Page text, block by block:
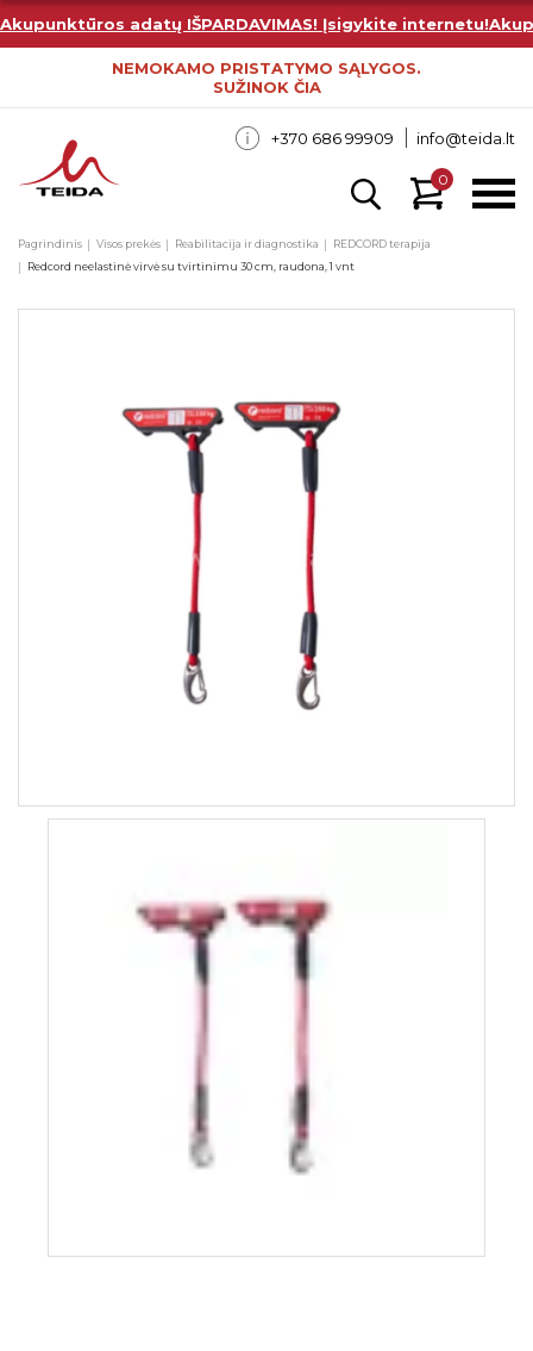
Akupunktūros adatų IŠPARDAVIMAS! Įsigykite internetu!
NEMOKAMO PRISTATYMO SĄLYGOS.
SUŽINOK ČIA
0
+370 686 99909 info@teida.lt
Pagrindinis Visos prekės Reabilitacija ir diagnostika
REDCORD terapija
Redcord neelastinė virvė su tvirtinimu 30 cm, raudona, 1 vnt